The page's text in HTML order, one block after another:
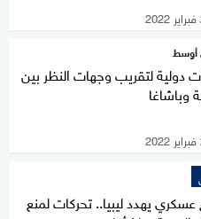
دولية لتقريب وجهات النظر بين
وباشاغا
يهدد ليبيا.. تحركات لمنع